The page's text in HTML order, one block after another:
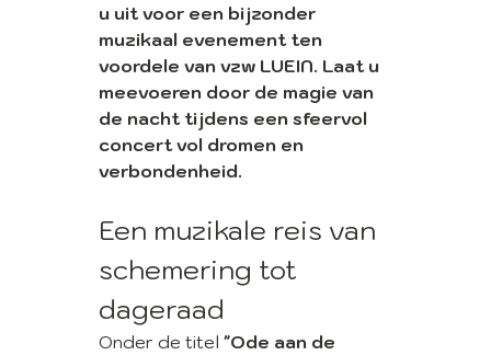
u uit voor een bijzonder
muzikaal evenement ten
voordele van vzw LUEIN. Laat u
meevoeren door de magie van
de nacht tijdens een sfeervol
concert vol dromen en
verbondenheid.
Een muzikale reis van
schemering tot
dageraad
Onder de titel "Ode aan de